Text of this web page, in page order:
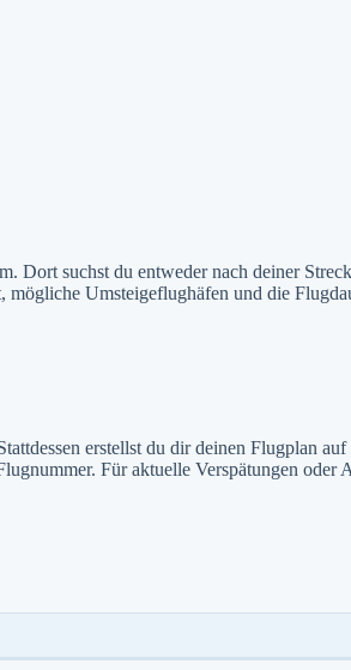
Dort suchst du entweder nach deiner
Umsteigeflughäfen und die
erstellst du dir deinen Flugplan
Für aktuelle Verspätungen oder